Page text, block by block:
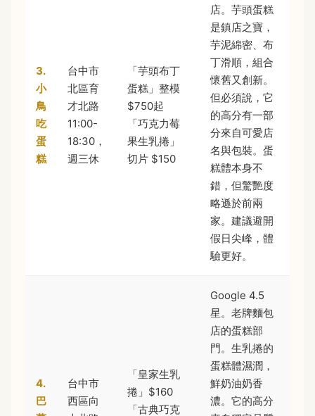
3.
小
鳥
吃
蛋
糕
台中市
北區育
才北路
11:00-
18:30，
週三休
「芋頭布丁
蛋糕」整模
$750起
「巧克力莓
果生乳捲」
切片 $150
店。芋頭蛋糕
是鎮店之寶，
芋泥綿密、布
丁滑順，組合
懷舊又創新。
但必須說，它
的高分有一部
分來自可愛店
名與包裝。蛋
糕體本身不
錯，但驚艷度
略遜於前兩
家。建議避開
假日尖峰，體
驗更好。
4.
巴
台中市
西區向
「皇家生乳
捲」$160
「古典巧克
Google 4.5
星。老牌麵包
店的蛋糕部
門。生乳捲的
蛋糕體濕潤，
鮮奶油奶香
濃。它的高分